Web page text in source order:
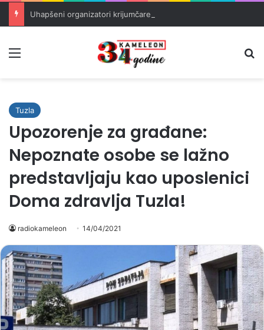
Tuzla
Upozorenje za građane:
Nepoznate osobe se lažno
predstavljaju kao uposlenici
Doma zdravlja Tuzla!
radiokameleon 14/04/2021